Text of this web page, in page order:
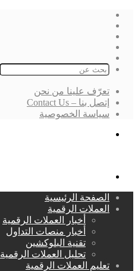
تعرّف علينا من نحن
إتصل بنا – Contact Us
سياسة الخصوصية
الصفحة الرئيسية
العملات الرقمية
أخبار العملات الرقمية
أخبار منصات التداول
تقنية البلوكشين
تحليل العملات الرقمية
تعليم العملات الرقمية